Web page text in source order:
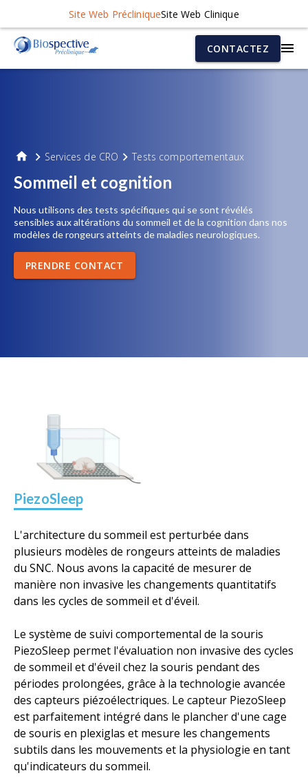
Site Web PrécliniqueSite Web Clinique
CONTACTEZ
Services de CRO Tests comportementaux
Sommeil et cognition
Nous utilisons des tests spécifiques qui se sont révélés
sensibles aux altérations du sommeil et de la cognition dans nos
modèles de rongeurs atteints de maladies neurologiques.
PRENDRE CONTACT
PiezoSleep
L'architecture du sommeil est perturbée dans
plusieurs modèles de rongeurs atteints de maladies
du SNC. Nous avons la capacité de mesurer de
manière non invasive les changements quantitatifs
dans les cycles de sommeil et d'éveil.
Le système de suivi comportemental de la souris
PiezoSleep permet l'évaluation non invasive des cycles
de sommeil et d'éveil chez la souris pendant des
périodes prolongées, grâce à la technologie avancée
des capteurs piézoélectriques. Le capteur PiezoSleep
est parfaitement intégré dans le plancher d'une cage
de souris en plexiglas et mesure les changements
subtils dans les mouvements et la physiologie en tant
qu'indicateurs du sommeil.